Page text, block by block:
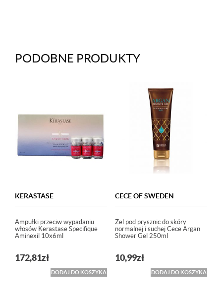
PODOBNE PRODUKTY
KERASTASE
Ampułki przeciw wypadaniu
włosów Kerastase Specifique
Aminexil 10x6ml
172,81zł
DODAJ DO KOSZYKA
CECE OF SWEDEN
Żel pod prysznic do skóry
normalnej i suchej Cece Argan
Shower Gel 250ml
10,99zł
DODAJ DO KOSZYKA